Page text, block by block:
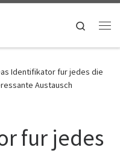
Search
Identifikator fur jedes die
Austausch
fur jedes